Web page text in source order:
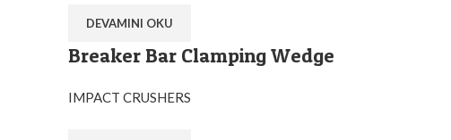
DEVAMINI OKU
Breaker Bar Clamping Wedge
IMPACT CRUSHERS
Ostim O.S.B Mahallesi 1243.Cadde No:10
+90 (545) 313-0613